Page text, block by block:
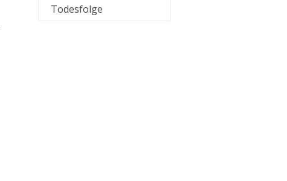
Todesfolge